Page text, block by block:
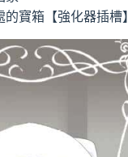
寶箱【強化器插槽】